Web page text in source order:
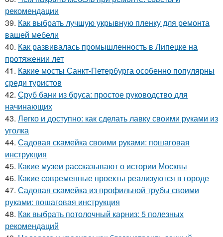
рекомендации
39. Как выбрать лучшую укрывную пленку для ремонта
вашей мебели
40. Как развивалась промышленность в Липецке на
протяжении лет
41. Какие мосты Санкт-Петербурга особенно популярны
среди туристов
42. Сруб бани из бруса: простое руководство для
начинающих
43. Легко и доступно: как сделать лавку своими руками из
уголка
44. Садовая скамейка своими руками: пошаговая
инструкция
45. Какие музеи рассказывают о истории Москвы
46. Какие современные проекты реализуются в городе
47. Садовая скамейка из профильной трубы своими
руками: пошаговая инструкция
48. Как выбрать потолочный карниз: 5 полезных
рекомендаций